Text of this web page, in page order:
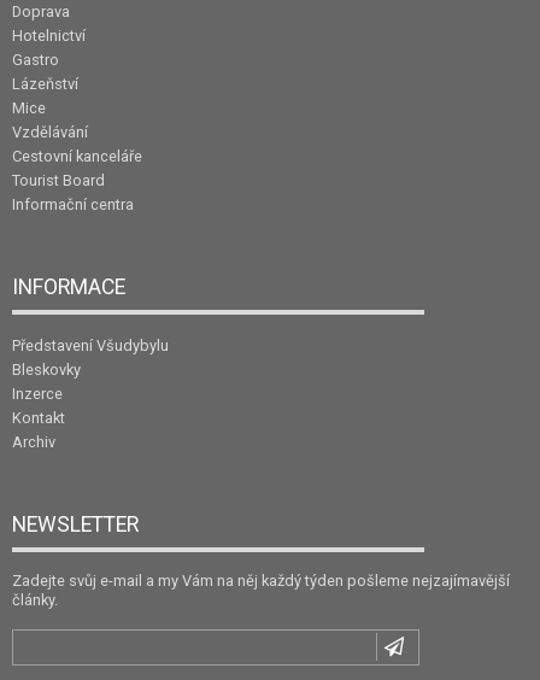
Doprava
Hotelnictví
Gastro
Lázeňství
Mice
Vzdělávání
Cestovní kanceláře
Tourist Board
Informační centra
INFORMACE
Představení Všudybylu
Bleskovky
Inzerce
Kontakt
Archiv
NEWSLETTER
Zadejte svůj e-mail a my Vám na něj každý týden pošleme nejzajímavější
články.